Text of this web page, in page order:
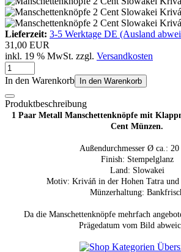
Lieferzeit: 3-5 Werktage DE (Ausland
31,00 EUR
inkl. 19 % MwSt. zzgl. Versandkosten
In den Warenkorb In den Warenkorb
Produktbeschreibung
1 Paar Metall Manschettenknöpfe mit
Cent Münzen.
Außendurchmesser Ø ca.: 20
Finish: Stempelglanz
Land: Slowakei
Motiv: Kriváň in der Hohen Tatra und
Münzerhaltung:
Da die Manschettenknöpfe mehrfach
Prägedatum vom Bild